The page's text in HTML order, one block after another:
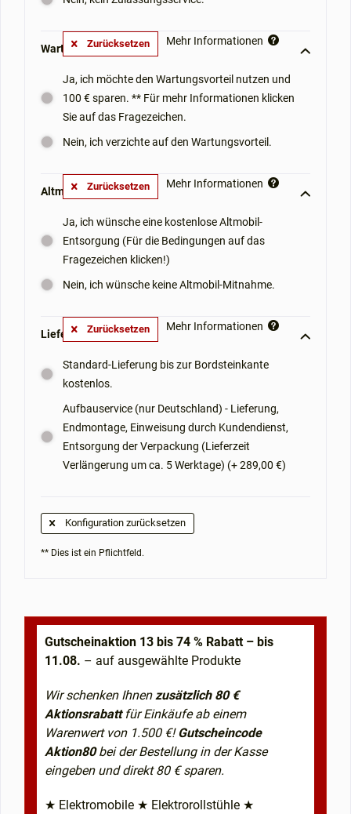
Wartungsvorteil: **
Ja, ich möchte den Wartungsvorteil nutzen und
100 € sparen. ** Für mehr Informationen klicken
Sie auf das Fragezeichen.
Nein, ich verzichte auf den Wartungsvorteil.
Zurücksetzen Mehr Informationen
Altmobil-Mitnahme: **
Ja, ich wünsche eine kostenlose Altmobil-
Entsorgung (Für die Bedingungen auf das
Fragezeichen klicken!)
Nein, ich wünsche keine Altmobil-Mitnahme.
Zurücksetzen Mehr Informationen
Lieferoptionen: **
Standard-Lieferung bis zur Bordsteinkante
kostenlos.
Aufbauservice (nur Deutschland) - Lieferung,
Endmontage, Einweisung durch Kundendienst,
Entsorgung der Verpackung (Lieferzeit
Verlängerung um ca. 5 Werktage) (+ 289,00 €)
Zurücksetzen Mehr Informationen
Konfiguration zurücksetzen
** Dies ist ein Pflichtfeld.
Gutscheinaktion 13 bis 74 % Rabatt – bis
11.08. – auf ausgewählte Produkte
Wir schenken Ihnenzusätzlich 80 €
Aktionsrabattfür Einkäufe ab einem
Warenwert von 1.500 €!Gutscheincode
Aktion80bei der Bestellung in der Kasse
eingeben und direkt 80 € sparen.
★ Elektromobile ★ Elektrorollstühle ★